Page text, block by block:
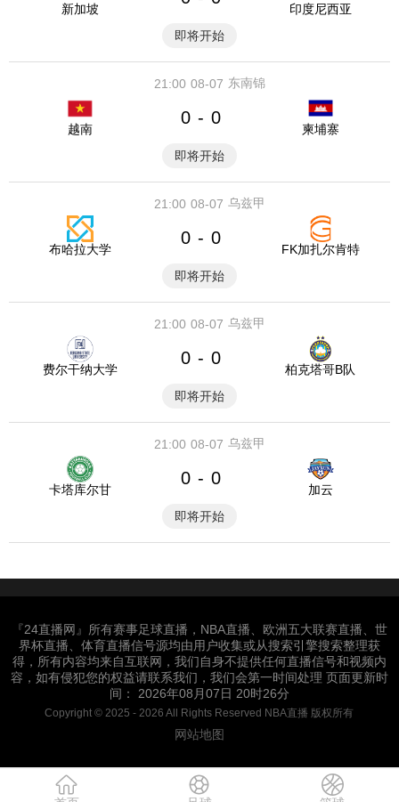
新加坡
印度尼西亚
即将开始
08-07
21:00 东南锦
越南
0 - 0
柬埔寨
即将开始
08-07
21:00 乌兹甲
布哈拉大学
0 - 0
FK加扎尔肯特
即将开始
08-07
21:00 乌兹甲
费尔干纳大学
0 - 0
柏克塔哥B队
即将开始
08-07
21:00 乌兹甲
卡塔库尔甘
0 - 0
加云
即将开始
『24直播网』所有赛事足球直播，NBA直播、欧洲五大联赛直播、世
界杯直播、体育直播信号源均由用户收集或从搜索引擎搜索整理获
得，所有内容均来自互联网，我们自身不提供任何直播信号和视频内
容，如有侵犯您的权益请联系我们，我们会第一时间处理 页面更新时
间： 2026年08月07日 20时26分
Copyright © 2025 - 2026 All Rights Reserved NBA直播 版权所有
网站地图